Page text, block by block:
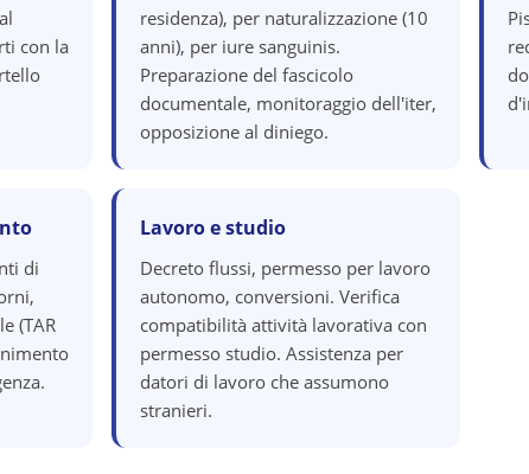
con la
residenza), per naturalizzazione (10
anni), per iure sanguinis.
Preparazione del fascicolo
documentale, monitoraggio dell'iter,
opposizione al diniego.
di
(TAR
Lavoro e studio
Decreto flussi, permesso per lavoro
autonomo, conversioni. Verifica
compatibilità attività lavorativa con
permesso studio. Assistenza per
datori di lavoro che assumono
stranieri.